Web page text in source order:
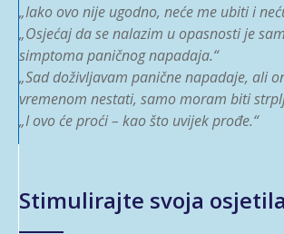
„Iako ovo nije ugodno, neće me ubiti i
„Osjećaj da se nalazim u opasnosti je
simptoma paničnog napadaja.“
„Sad doživljavam panične napadaje, ali
vremenom nestati, samo moram biti
„I ovo će proći – kao što uvijek prođe.“
Stimulirajte svoja